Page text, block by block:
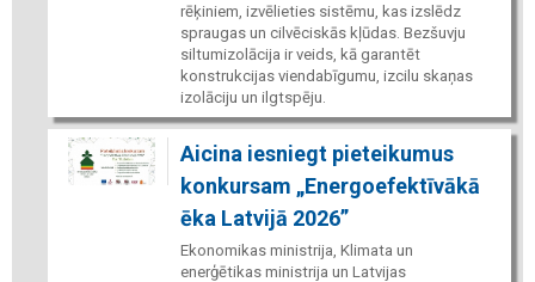
rēķiniem, izvēlieties sistēmu, kas izslēdz
spraugas un cilvēciskās kļūdas. Bezšuvju
siltumizolācija ir veids, kā garantēt
konstrukcijas viendabīgumu, izcilu skaņas
izolāciju un ilgtspēju.
Aicina iesniegt pieteikumus
konkursam „Energoefektīvākā
ēka Latvijā 2026”
Ekonomikas ministrija, Klimata un
enerģētikas ministrija un Latvijas